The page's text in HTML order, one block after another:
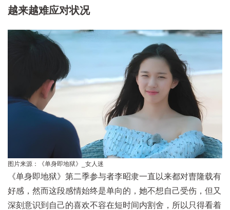
越来越难应对状况
图片来源：《单身即地狱》_女人迷
《单身即地狱》第二季参与者李昭隶一直以来都对曺隆载有
好感，然而这段感情始终是单向的，她不想自己受伤，但又
深刻意识到自己的喜欢不容在短时间内割舍，所以只得看着